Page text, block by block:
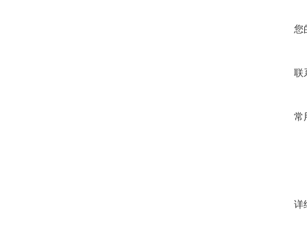
您
联
常
详